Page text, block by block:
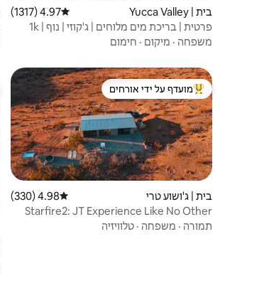
בית | Yucca Valley דירוג ממוצע של 4.97 מתוך 5, 1317 ביקורות
4.97 (1317)
פרטית | בריכת מים מלוחים | ג'קוזי | נוף | 1k
Rev
משפחה · מיקום · חימום
מוביל בקרב נכסים מועדפים על ידי אורחים
מועדף על ידי אורחים
בית | ג'ושוע טרי דירוג ממוצע של 4.98 מתוך 5, 330 ביקורות
4.98 (330)
Starfire2: JT Experience Like No Other
תמורה · משפחה · טלוויזיה